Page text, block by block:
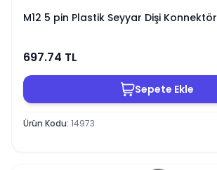
M12 5 pin Plastik Seyyar Dişi Konnektör
697.74 TL
Sepete Ekle
Ürün Kodu: 14973